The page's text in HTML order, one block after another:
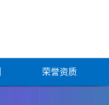
荣誉资质